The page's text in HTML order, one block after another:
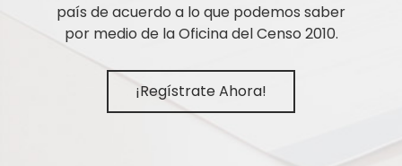
país de acuerdo a lo que podemos saber
por medio de la Oficina del Censo 2010.
¡Regístrate Ahora!